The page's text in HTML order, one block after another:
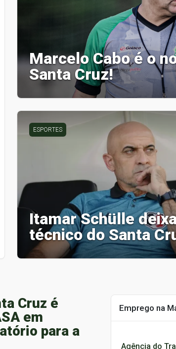
Marcelo Cabo é o
Santa Cruz!
ESPORTES
Itamar Schülle
técnico do Santa
Cruz é
em
para a
Emprego na
Agência do